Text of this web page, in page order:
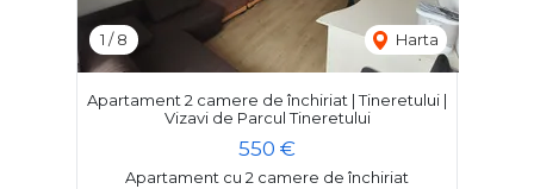
1 /8 Harta
Apartament 2 camere de închiriat | Tineretului |
Vizavi de Parcul Tineretului
550 €
Apartament cu 2 camere de închiriat